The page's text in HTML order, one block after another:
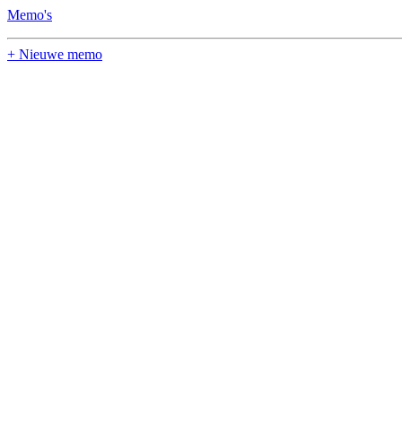
Memo's
+ Nieuwe memo